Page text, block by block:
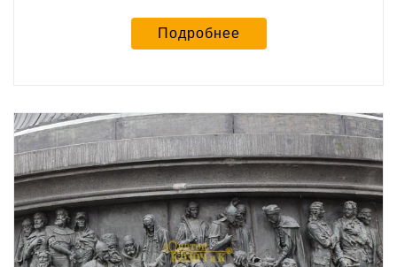
Подробнее